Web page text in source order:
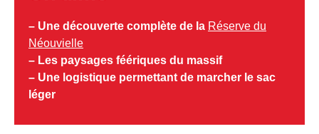
– Une découverte complète de la Réserve du
Néouvielle
– Les paysages féériques du massif
– Une logistique permettant de marcher le sac
léger